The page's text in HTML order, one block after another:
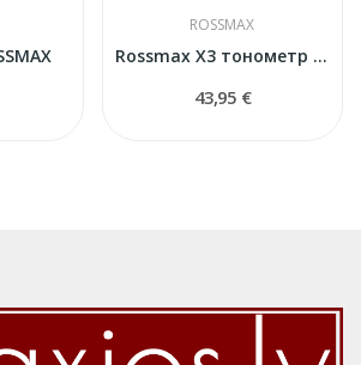
ROSSMAX
Rossmax X3 тонометр автоматический с адаптером
43,95 €